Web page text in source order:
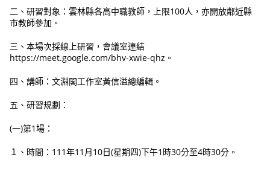
二、研習對象：雲林縣各高中職教師，上限100人，亦開放鄰近縣
市教師參加。
三、本場次採線上研習，會議室連結
https://meet.google.com/bhv-xwie-qhz。
四、講師：文淵閣工作室黃信溢總編輯。
五、研習規劃：
(一)第1場：
１、時間：111年11月10日(星期四)下午1時30分至4時30分。